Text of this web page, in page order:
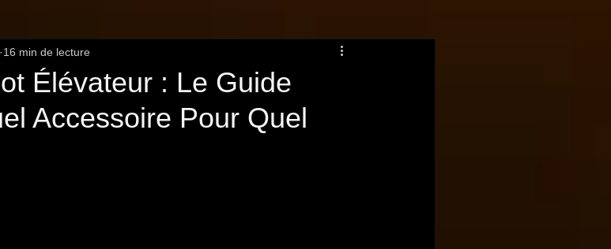
du Marché
Élévateur : Le Guide
Accessoire Pour Quel
16 min de lecture